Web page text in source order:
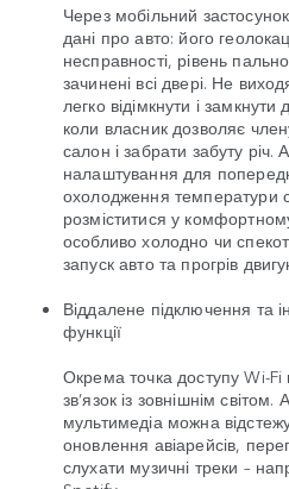
Через мобільний
дані про авто: його
несправності, рівень
зачинені всі двері. Не
легко відімкнути і
коли власник дозволяє
салон і забрати забуту річ.
налаштування для
охолодження температури
розміститися у
особливо холодно чи
запуск авто та прогрів
Віддалене підключення та
функції
Окрема точка доступу Wi-Fi
зв’язок із зовнішнім
мультимедіа можна
оновлення авіарейсів,
слухати музичні треки –